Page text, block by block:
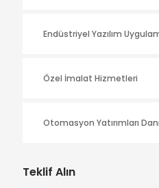
Endüstriyel Yazılım
Özel İmalat Hizmetleri
Otomasyon Yatırımları
Teklif Alın